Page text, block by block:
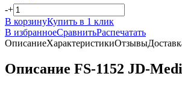
-+
В корзинуКупить в 1 клик
В избранноеСравнитьРаспечатать
ОписаниеХарактеристикиОтзывы
Описание FS-1152 JD-